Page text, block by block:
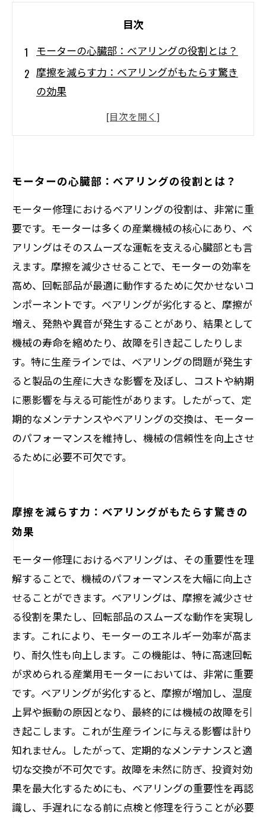
目次
モーターの心臓部：ベアリングの役割とは？
摩擦を減らす力：ベアリングがもたらす驚き
の効果
モーター修理の鍵：ベアリングのメンテナン
スを見直そう
を守る
未来のモーター修理：革新技術でベアリング
を進化させる
モーターの心臓部：ベアリングの役割とは？
モーター修理におけるベアリングの役割は、非常に重
要です。モーターは多くの産業機械の核心にあり、ベ
アリングはそのスムーズな運転を支える心臓部とも言
えます。摩擦を減少させることで、モーターの効率を
高め、回転部品が最適に動作するために欠かせないコ
ンポーネントです。ベアリングが劣化すると、摩擦が
増え、発熱や異音が発生することがあり、結果として
機械の寿命を縮めたり、故障を引き起こしたりしま
す。特に生産ラインでは、ベアリングの問題が発生す
ると製品の生産に大きな影響を及ぼし、コストや納期
に悪影響を与える可能性があります。したがって、定
期的なメンテナンスやベアリングの交換は、モーター
のパフォーマンスを維持し、機械の信頼性を向上させ
るために必要不可欠です。
摩擦を減らす力：ベアリングがもたらす驚きの
効果
モーター修理におけるベアリングは、その重要性を理
解することで、機械のパフォーマンスを大幅に向上さ
せることができます。ベアリングは、摩擦を減少させ
る役割を果たし、回転部品のスムーズな動作を実現し
ます。これにより、モーターのエネルギー効率が高ま
り、耐久性も向上します。この機能は、特に高速回転
が求められる産業用モーターにおいては、非常に重要
です。ベアリングが劣化すると、摩擦が増加し、温度
上昇や振動の原因となり、最終的には機械の故障を引
き起こします。これが生産ラインに与える影響は計り
知れません。したがって、定期的なメンテナンスと適
切な交換が不可欠です。故障を未然に防ぎ、投資対効
果を最大化するためにも、ベアリングの重要性を再認
識し、手遅れになる前に点検と修理を行うことが必要